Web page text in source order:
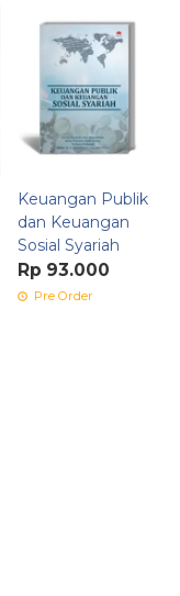
Keuangan Publik
dan Keuangan
Sosial Syariah
Rp 93.000
Pre Order